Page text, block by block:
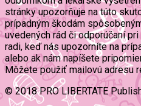
stránky upozorňuje na túto
prípadným škodám
uvedených rád či odporúčaní
radi, keď nás upozorníte na
alebo ak nám napíšete
Môžete použiť mailovú adresu
© 2018 PRO LIBERTATE